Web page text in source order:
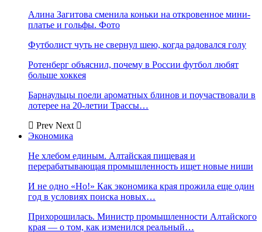
Алина Загитова сменила коньки на откровенное мини-
платье и гольфы. Фото
Футболист чуть не свернул шею, когда радовался голу
Ротенберг объяснил, почему в России футбол любят
больше хоккея
Барнаульцы поели ароматных блинов и поучаствовали в
лотерее на 20-летии Трассы…
Prev Next
Экономика
Не хлебом единым. Алтайская пищевая и
перерабатывающая промышленность ищет новые ниши
И не одно «Но!» Как экономика края прожила еще один
год в условиях поиска новых…
Прихорошилась. Министр промышленности Алтайского
края — о том, как изменился реальный…